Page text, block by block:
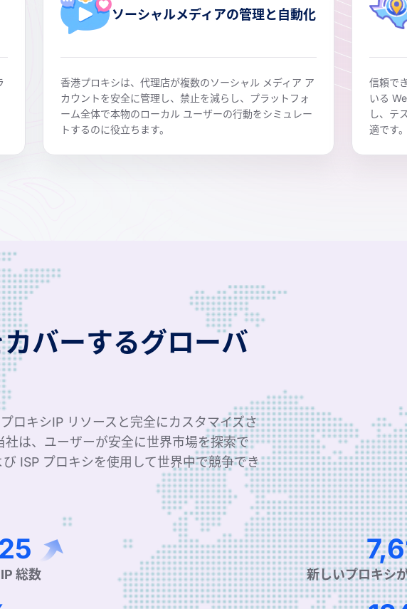
ソーシャルメディアの管理と自動化
香港プロキシは、代理店が複数のソーシャル メディア ア
カウントを安全に管理し、禁止を減らし、プラットフォ
ーム全体で本物のローカル ユーザーの行動をシミュレー
トするのに役立ちます。
信頼で
いる
し、テ
適です。
バーするグローバ
ロキシIP リソースと完全にカスタマイズさ
は、ユーザーが安全に世界市場を探索で
ISP プロキシを使用して世界中で競争でき
総数 新しいプロキシ